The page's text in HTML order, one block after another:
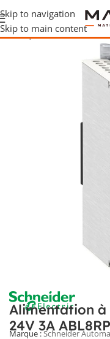
Skip to navigation
Skip to main content
/Alimentations
Alimentation
24V 3A
Marque :Schneider